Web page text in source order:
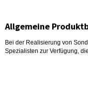
Allgemeine
Bei der Realisierung von
Spezialisten zur Verfügung,